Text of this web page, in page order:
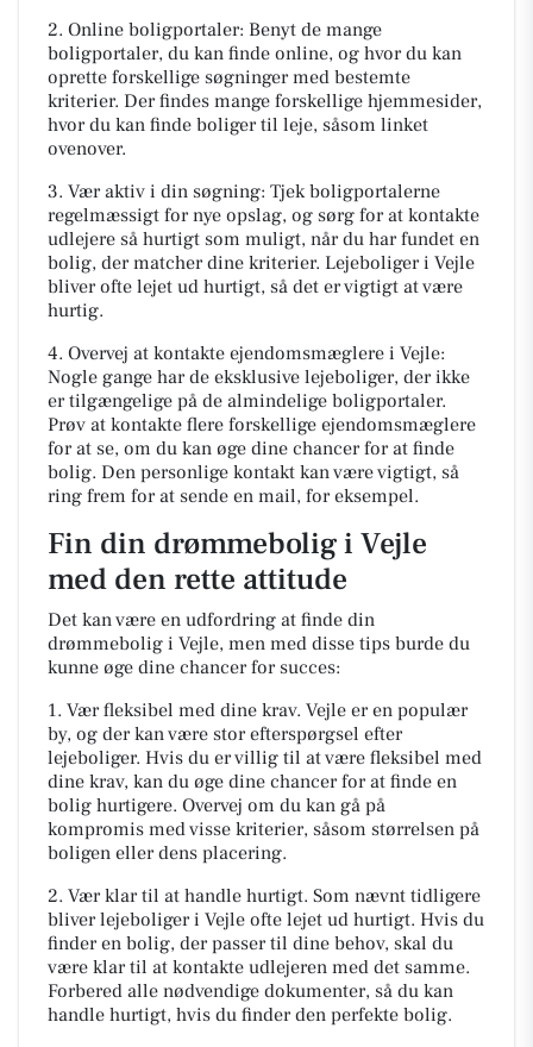
2. Online boligportaler: Benyt de mange
boligportaler, du kan finde online, og hvor du kan
oprette forskellige søgninger med bestemte
kriterier. Der findes mange forskellige hjemmesider,
hvor du kan finde boliger til leje, såsom linket
ovenover.
3. Vær aktiv i din søgning: Tjek boligportalerne
regelmæssigt for nye opslag, og sørg for at kontakte
udlejere så hurtigt som muligt, når du har fundet en
bolig, der matcher dine kriterier. Lejeboliger i Vejle
bliver ofte lejet ud hurtigt, så det er vigtigt at være
hurtig.
4. Overvej at kontakte ejendomsmæglere i Vejle:
Nogle gange har de eksklusive lejeboliger, der ikke
er tilgængelige på de almindelige boligportaler.
Prøv at kontakte flere forskellige ejendomsmæglere
for at se, om du kan øge dine chancer for at finde
bolig. Den personlige kontakt kan være vigtigt, så
ring frem for at sende en mail, for eksempel.
Fin din drømmebolig i Vejle
med den rette attitude
Det kan være en udfordring at finde din
drømmebolig i Vejle, men med disse tips burde du
kunne øge dine chancer for succes:
1. Vær fleksibel med dine krav. Vejle er en populær
by, og der kan være stor efterspørgsel efter
lejeboliger. Hvis du er villig til at være fleksibel med
dine krav, kan du øge dine chancer for at finde en
bolig hurtigere. Overvej om du kan gå på
kompromis med visse kriterier, såsom størrelsen på
boligen eller dens placering.
2. Vær klar til at handle hurtigt. Som nævnt tidligere
bliver lejeboliger i Vejle ofte lejet ud hurtigt. Hvis du
finder en bolig, der passer til dine behov, skal du
være klar til at kontakte udlejeren med det samme.
Forbered alle nødvendige dokumenter, så du kan
handle hurtigt, hvis du finder den perfekte bolig.